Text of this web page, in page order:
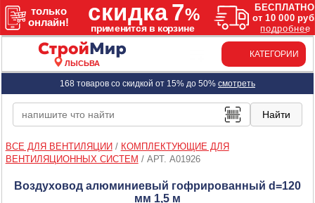
ЛЫСЬВА
КАТЕГОРИИ
168 товаров со скидкой от 15% до 50% смотреть
ВСЕ ДЛЯ ВЕНТИЛЯЦИИ / КОМПЛЕКТУЮЩИЕ ДЛЯ
ВЕНТИЛЯЦИОННЫХ СИСТЕМ / АРТ. A01926
Воздуховод алюминиевый гофрированный d=120
мм 1,5 м